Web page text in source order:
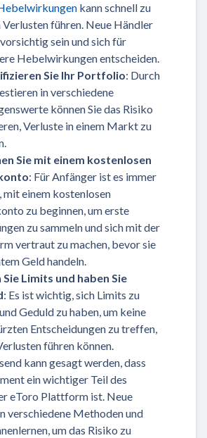
kann schnell zu
führen. Neue Händler
sein und sich für
Hebelwirkungen entscheiden.
Sie Ihr Portfolio: Durch
in verschiedene
können Sie das Risiko
Verluste in einem Markt zu
Sie mit einem kostenlosen
: Für Anfänger ist es immer
mit einem kostenlosen
zu beginnen, um erste
zu sammeln und sich mit der
vertraut zu machen, bevor sie
Geld handeln.
Sie Limits und haben Sie
: Es ist wichtig, sich Limits zu
Geduld zu haben, um keine
Entscheidungen zu treffen,
führen können.
kann gesagt werden, dass
ein wichtiger Teil des
eToro Plattform ist. Neue
verschiedene Methoden und
um das Risiko zu